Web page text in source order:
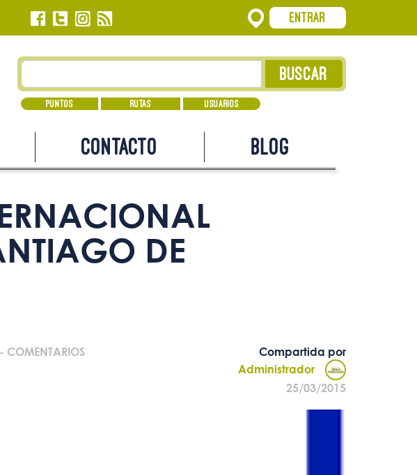
Entrar
Puntos Rutas Usuarios
Contacto Blog
DE
- COMENTARIOS
Compartida por
Administrador
25/03/2015